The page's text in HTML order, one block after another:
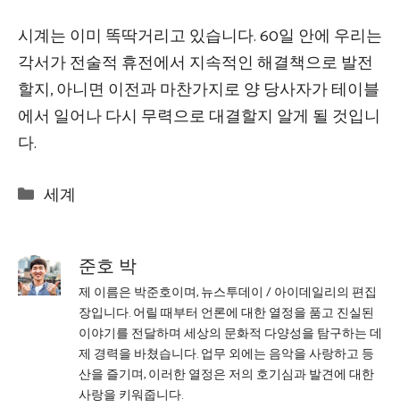
시계는 이미 똑딱거리고 있습니다. 60일 안에 우리는
각서가 전술적 휴전에서 지속적인 해결책으로 발전
할지, 아니면 이전과 마찬가지로 양 당사자가 테이블
에서 일어나 다시 무력으로 대결할지 알게 될 것입니
다.
Categories
세계
준호 박
제 이름은 박준호이며, 뉴스투데이 / 아이데일리의 편집
장입니다. 어릴 때부터 언론에 대한 열정을 품고 진실된
이야기를 전달하며 세상의 문화적 다양성을 탐구하는 데
제 경력을 바쳤습니다. 업무 외에는 음악을 사랑하고 등
산을 즐기며, 이러한 열정은 저의 호기심과 발견에 대한
사랑을 키워줍니다.